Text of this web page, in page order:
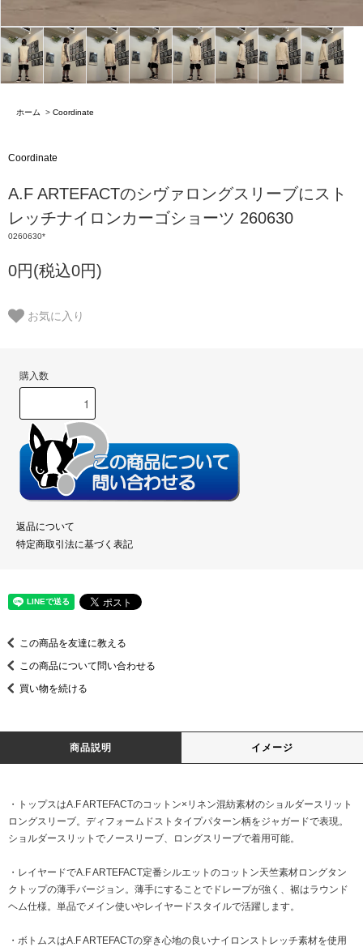
ホーム > Coordinate
Coordinate
A.F ARTEFACTのシヴァロングスリーブにスト
レッチナイロンカーゴショーツ 260630
0260630*
0円(税込0円)
お気に入り
購入数
返品について
特定商取引法に基づく表記
この商品を友達に教える
この商品について問い合わせる
買い物を続ける
商品説明 イメージ
・トップスはA.F ARTEFACTのコットン×リネン混紡素材のショルダースリット
ロングスリーブ。ディフォームドストタイプパターン柄をジャガードで表現。
ショルダースリットでノースリーブ、ロングスリーブで着用可能。
・レイヤードでA.F ARTEFACT定番シルエットのコットン天竺素材ロングタン
クトップの薄手バージョン。薄手にすることでドレープが強く、裾はラウンド
ヘム仕様。単品でメイン使いやレイヤードスタイルで活躍します。
・ボトムスはA.F ARTEFACTの穿き心地の良いナイロンストレッチ素材を使用